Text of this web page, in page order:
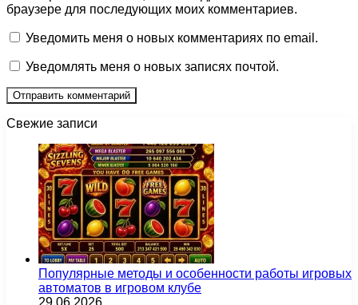
браузере для последующих моих комментариев.
Уведомить меня о новых комментариях по email.
Уведомлять меня о новых записях почтой.
Свежие записи
Популярные методы и особенности работы игровых
автоматов в игровом клубе